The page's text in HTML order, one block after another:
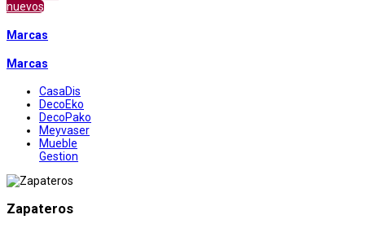
nuevos
Marcas
Marcas
CasaDis
DecoEko
DecoPako
Meyvaser
Mueble
Gestion
Zapateros